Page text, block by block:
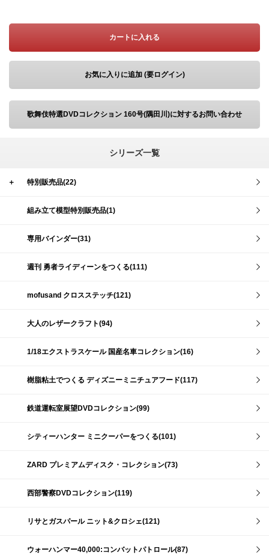
カートに入れる
お気に入りに追加 (要ログイン)
歌舞伎特選DVDコレクション 160号(隅田川)に対するお問い合わせ
シリーズ一覧
＋ 特別販売品(22)
組み立て模型特別販売品(1)
専用バインダー(31)
週刊 勇者ライディーンをつくる(111)
mofusand クロスステッチ(121)
大人のレザークラフト(94)
1/18エクストラスケール 国産名車コレクション(16)
樹脂粘土でつくる ディズニーミニチュアフード(117)
鉄道運転室展望DVDコレクション(99)
シティーハンター ミニクーパーをつくる(101)
ZARD プレミアムディスク・コレクション(73)
西部警察DVDコレクション(119)
リサとガスパール ニット&クロシェ(121)
ウォーハンマー40,000:コンバットパトロール(87)